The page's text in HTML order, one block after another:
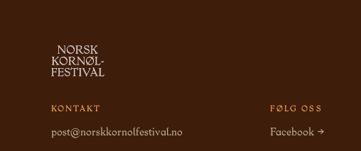
KONTAKT
post@norskkornolfestival.no
FØLG OSS
Facebook →